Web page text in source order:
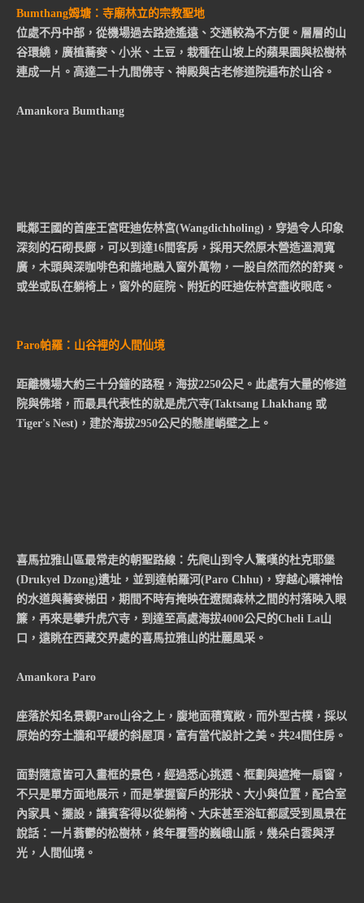
Bumthang姆塘：寺廟林立的宗教聖地
位處不丹中部，從機場過去路途遙遠、交通較為不方便。層層的山
谷環繞，廣植蕎麥、小米、土豆，栽種在山坡上的蘋果園與松樹林
連成一片。高達二十九間佛寺、神殿與古老修道院遍布於山谷。
Amankora Bumthang
毗鄰王國的首座王宮旺迪佐林宮(Wangdichholing)，穿過令人印象
深刻的石砌長廊，可以到達16間客房，採用天然原木營造溫潤寬
廣，木頭與深咖啡色和諧地融入窗外萬物，一股自然而然的舒爽。
或坐或臥在躺椅上，窗外的庭院、附近的旺迪佐林宮盡收眼底。
Paro帕羅：山谷裡的人間仙境
距離機場大約三十分鐘的路程，海拔2250公尺。此處有大量的修道
院與佛塔，而最具代表性的就是虎穴寺(Taktsang Lhakhang 或
Tiger's Nest)，建於海拔2950公尺的懸崖峭壁之上。
喜馬拉雅山區最常走的朝聖路線：先爬山到令人驚嘆的杜克耶堡
(Drukyel Dzong)遺址，並到達帕羅河(Paro Chhu)，穿越心曠神怡
的水道與蕎麥梯田，期間不時有掩映在遼闊森林之間的村落映入眼
簾，再來是攀升虎穴寺，到達至高處海拔4000公尺的Cheli La山
口，遠眺在西藏交界處的喜馬拉雅山的壯麗風采。
Amankora Paro
座落於知名景觀Paro山谷之上，腹地面積寬敞，而外型古樸，採以
原始的夯土牆和平緩的斜屋頂，富有當代設計之美。共24間住房。
面對隨意皆可入畫框的景色，經過悉心挑選、框劃與遮掩一扇窗，
不只是單方面地展示，而是掌握窗戶的形狀、大小與位置，配合室
內家具、擺設，讓賓客得以從躺椅、大床甚至浴缸都感受到風景在
說話：一片蓊鬱的松樹林，終年覆雪的巍峨山脈，幾朵白雲與浮
光，人間仙境。